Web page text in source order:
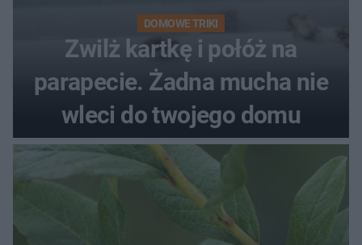
DOMOWE TRIKI
Zwilż kartkę i połóż na
parapecie. Żadna mucha nie
wleci do twojego domu